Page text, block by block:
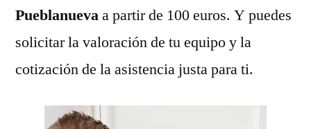
Pueblanuevaa partir de 100 euros. Y puedes
solicitar la valoración de tu equipo y la
cotización de la asistencia justa para ti.